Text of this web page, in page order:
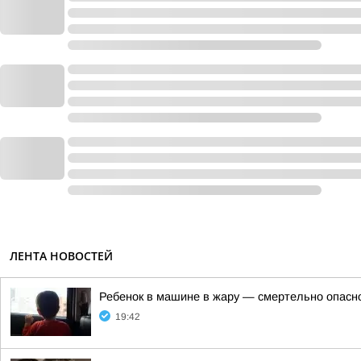
ЛЕНТА НОВОСТЕЙ
Ребенок в машине в жару — смертельно
19:42